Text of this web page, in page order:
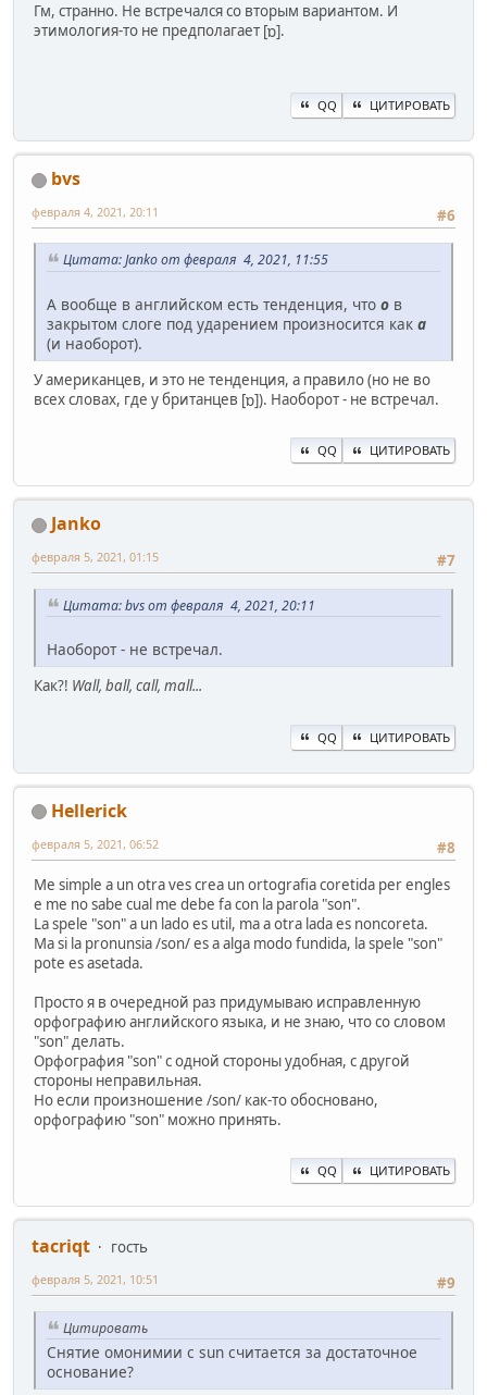
Гм, странно. Не встречался со вторым вариантом. И
этимология-то не предполагает [ɒ].
QQ ЦИТИРОВАТЬ
bvs
#6
февраля 4, 2021, 20:11
Цитата: Janko от февраля 4, 2021, 11:55
А вообще в английском есть тенденция, что о в
закрытом слоге под ударением произносится как а
(и наоборот).
У американцев, и это не тенденция, а правило (но не во
всех словах, где у британцев [ɒ]). Наоборот - не встречал.
QQ ЦИТИРОВАТЬ
Janko
#7
февраля 5, 2021, 01:15
Цитата: bvs от февраля 4, 2021, 20:11
Наоборот - не встречал.
Как?! Wall, ball, call, mall...
QQ ЦИТИРОВАТЬ
Hellerick
#8
февраля 5, 2021, 06:52
Me simple a un otra ves crea un ortografia coretida per engles
e me no sabe cual me debe fa con la parola "son".
La spele "son" a un lado es util, ma a otra lada es noncoreta.
Ma si la pronunsia /son/ es a alga modo fundida, la spele "son"
pote es asetada.
Просто я в очередной раз придумываю исправленную
орфографию английского языка, и не знаю, что со словом
"son" делать.
Орфография "son" с одной стороны удобная, с другой
стороны неправильная.
Но если произношение /son/ как-то обосновано,
орфографию "son" можно принять.
QQ ЦИТИРОВАТЬ
ta‍criqt
гость
#9
февраля 5, 2021, 10:51
Цитировать
Снятие омонимии с sun считается за достаточное
основание?